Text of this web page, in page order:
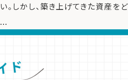
い。しかし、築き上げてきた資産
...